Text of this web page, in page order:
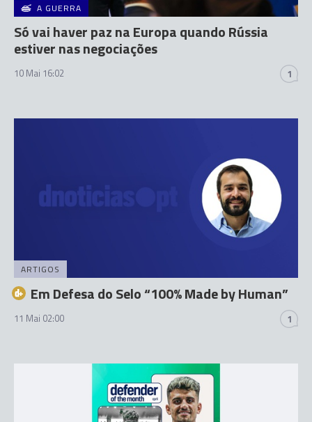
A GUERRA
Só vai haver paz na Europa quando Rússia
estiver nas negociações
10 Mai 16:02 1
ARTIGOS
Em Defesa do Selo “100% Made by Human”
11 Mai 02:00 1